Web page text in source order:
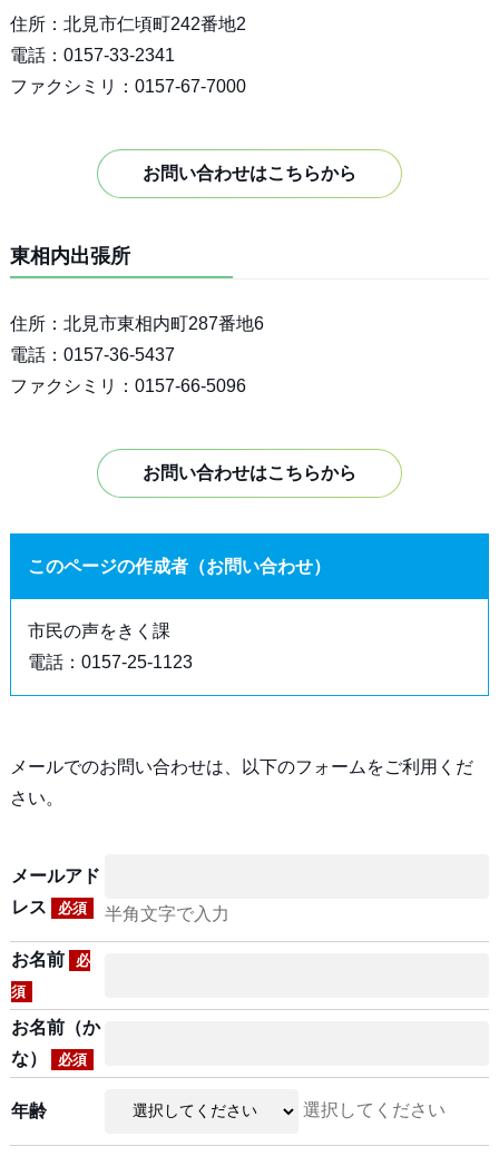
住所：北見市仁頃町242番地2
電話：0157-33-2341
ファクシミリ：0157-67-7000
お問い合わせはこちらから
東相内出張所
住所：北見市東相内町287番地6
電話：0157-36-5437
ファクシミリ：0157-66-5096
お問い合わせはこちらから
このページの作成者（お問い合わせ）
市民の声をきく課
電話：0157-25-1123
メールでのお問い合わせは、以下のフォームをご利用くだ
さい。
メールアド
レス
必須 半角文字で入力
お名前
必
須
お名前（か
な）
必須
年齢 選択してください